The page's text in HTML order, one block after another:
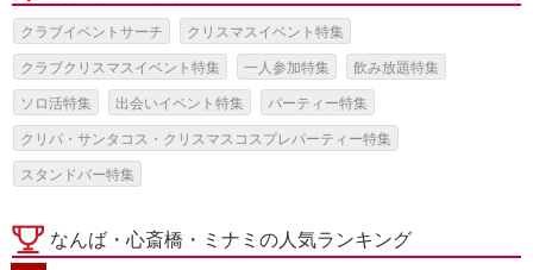
クラブイベントサーチ クリスマスイベント特集
クラブクリスマスイベント特集 一人参加特集 飲み放題特集
ソロ活特集 出会いイベント特集 パーティー特集
クリパ・サンタコス・クリスマスコスプレパーティー特集
スタンドバー特集
なんば・心斎橋・ミナミの人気ランキング